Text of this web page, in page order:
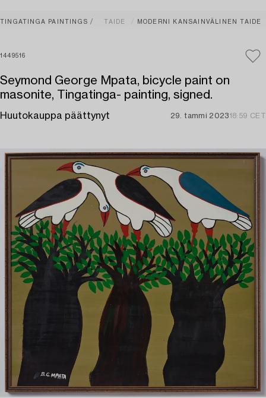
TINGATINGA PAINTINGS TAIDE MODERNI KANSAINVÄLINEN TAIDE
1449516
Seymond George Mpata, bicycle paint on
masonite, Tingatinga- painting, signed.
Huutokauppa päättynyt 29. tammi 202318:59 CET